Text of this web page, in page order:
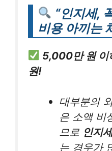
“인지세,
비용 아끼는
5,000만 원 이
원!
대부분의
은 소액 비
므로 인지
는 경우가